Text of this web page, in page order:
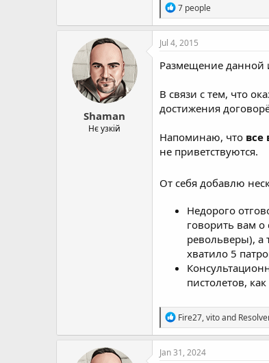
R
e
a
c
i
o
s
:
7 people
Shaman
Нє узкій
Jul 4, 2015
Размещение данной
В связи с тем, что
достижения
Напоминаю, что все
не приветствуются.
От себя добавлю
Недорого
говорить вам о
револьверы), а
хватило 5
пистолетов,
R
e
a
c
Fire27,vitoand
Jan 31, 2024